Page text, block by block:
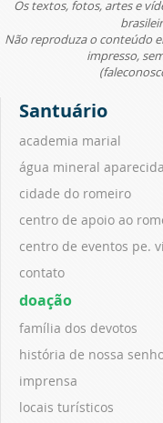
Os textos, fotos, artes e
Não reproduza o conteúdo
impresso,
Santuário
academia marial
água mineral aparecida
cidade do romeiro
centro de apoio ao
centro de eventos pe.
contato
doação
família dos devotos
história de nossa
imprensa
locais turísticos